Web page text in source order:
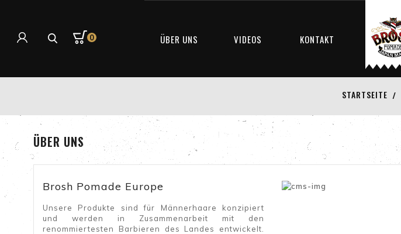
0 ÜBER UNS VIDEOS KONTAKT
STARTSEITE
ÜBER UNS
Brosh Pomade Europe
Unsere Produkte sind für Männerhaare konzipiert
und werden in Zusammenarbeit mit den
renommiertesten Barbieren des Landes entwickelt.